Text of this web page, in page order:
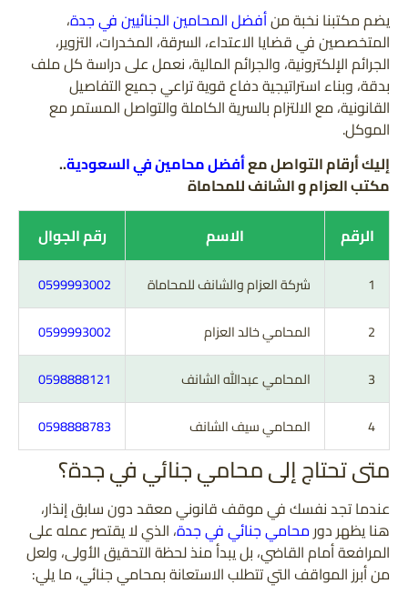
يضم مكتبنا نخبة منأفضل المحامين الجنائيين في جدة،
المتخصصين في قضايا الاعتداء، السرقة، المخدرات، التزوير،
الجرائم الإلكترونية، والجرائم المالية، نعمل على دراسة كل ملف
بدقة، وبناء استراتيجية دفاع قوية تراعي جميع التفاصيل
القانونية، مع الالتزام بالسرية الكاملة والتواصل المستمر مع
الموكل.
إليك أرقام التواصل معأفضل محامين في السعودية..
مكتب العزام و الشانف للمحاماة
الرقم
الاسم رقم الجوال
1 شركة العزام والشانف للمحاماة
0599993002
2
المحامي خالد العزام
0599993002
3
المحامي عبدالله الشانف
0598888121
4
المحامي سيف الشانف 0598888783
متى تحتاج إلى محامي جنائي في جدة؟
عندما تجد نفسك في موقف قانوني معقد دون سابق إنذار،
هنا يظهر دور محامي جنائي في جدة، الذي لا يقتصر عمله على
المرافعة أمام القاضي، بل يبدأ منذ لحظة التحقيق الأولى، ولعل
من أبرز المواقف التي تتطلب الاستعانة بمحامي جنائي، ما يلي: